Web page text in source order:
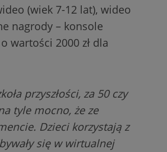
(wiek 7-12 lat), wideo
nagrody – konsole
wartości 2000 zł dla
przyszłości, za 50 czy
tyle mocno, że ze
Dzieci korzystają z
się w wirtualnej